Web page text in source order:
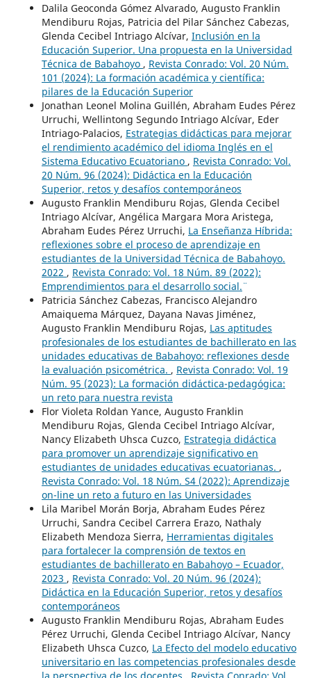
Dalila Geoconda Gómez Alvarado, Augusto Franklin
Mendiburu Rojas, Patricia del Pilar Sánchez Cabezas,
Glenda Cecibel Intriago Alcívar, Inclusión en la
Educación Superior. Una propuesta en la Universidad
Técnica de Babahoyo , Revista Conrado: Vol. 20 Núm.
101 (2024): La formación académica y científica:
pilares de la Educación Superior
Jonathan Leonel Molina Guillén, Abraham Eudes Pérez
Urruchi, Wellintong Segundo Intriago Alcívar, Eder
Intriago-Palacios, Estrategias didácticas para mejorar
el rendimiento académico del idioma Inglés en el
Sistema Educativo Ecuatoriano , Revista Conrado: Vol.
20 Núm. 96 (2024): Didáctica en la Educación
Superior, retos y desafíos contemporáneos
Augusto Franklin Mendiburu Rojas, Glenda Cecibel
Intriago Alcívar, Angélica Margara Mora Aristega,
Abraham Eudes Pérez Urruchi, La Enseñanza Híbrida:
reflexiones sobre el proceso de aprendizaje en
estudiantes de la Universidad Técnica de Babahoyo.
2022 , Revista Conrado: Vol. 18 Núm. 89 (2022):
¨Emprendimientos para el desarrollo social.¨
Patricia Sánchez Cabezas, Francisco Alejandro
Amaiquema Márquez, Dayana Navas Jiménez,
Augusto Franklin Mendiburu Rojas, Las aptitudes
profesionales de los estudiantes de bachillerato en las
unidades educativas de Babahoyo: reflexiones desde
la evaluación psicométrica. , Revista Conrado: Vol. 19
Núm. 95 (2023): La formación didáctica-pedagógica:
un reto para nuestra revista
Flor Violeta Roldan Yance, Augusto Franklin
Mendiburu Rojas, Glenda Cecibel Intriago Alcívar,
Nancy Elizabeth Uhsca Cuzco, Estrategia didáctica
para promover un aprendizaje significativo en
estudiantes de unidades educativas ecuatorianas. ,
Revista Conrado: Vol. 18 Núm. S4 (2022): Aprendizaje
on-line un reto a futuro en las Universidades
Lila Maribel Morán Borja, Abraham Eudes Pérez
Urruchi, Sandra Cecibel Carrera Erazo, Nathaly
Elizabeth Mendoza Sierra, Herramientas digitales
para fortalecer la comprensión de textos en
estudiantes de bachillerato en Babahoyo – Ecuador,
2023 , Revista Conrado: Vol. 20 Núm. 96 (2024):
Didáctica en la Educación Superior, retos y desafíos
contemporáneos
Augusto Franklin Mendiburu Rojas, Abraham Eudes
Pérez Urruchi, Glenda Cecibel Intriago Alcívar, Nancy
Elizabeth Uhsca Cuzco, La Efecto del modelo educativo
universitario en las competencias profesionales desde